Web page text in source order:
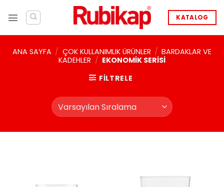
atla
KATALOG
ANA SAYFA / ÇOK KULLANIMLIK ÜRÜNLER / BARDAKLAR VE
KADEHLER / EKONOMIK SERISI
FILTRELE